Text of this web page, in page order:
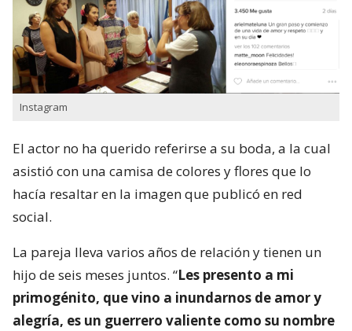
Instagram
El actor no ha querido referirse a su boda, a la cual
asistió con una camisa de colores y flores que lo
hacía resaltar en la imagen que publicó en red
social.
La pareja lleva varios años de relación y tienen un
hijo de seis meses juntos. “Les presento a mi
primogénito, que vino a inundarnos de amor y
alegría, es un guerrero valiente como su nombre